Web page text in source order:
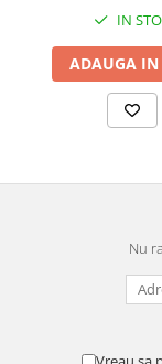
Curatare si
Cutii Pastrare
Dispozitive Bratari
Dispozitive Capace
IN
ADAUGA IN
Nu